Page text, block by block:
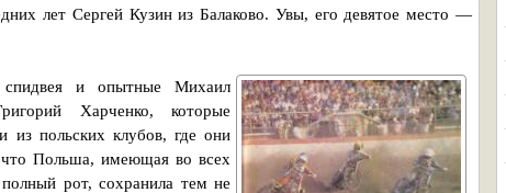
лет Сергей Кузин из Балаково. Увы, его девятое место —
спидвея и опытные Михаил
Харченко, которые
из польских клубов, где они
Польша, имеющая во всех
рот, сохранила тем не